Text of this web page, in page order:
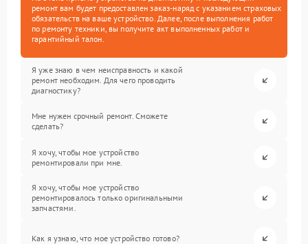
ремонт вам будет предоставлен заказ-наряд с указанием страховых
обязательств на ваше устройство. Далее, после выполнения работ
по ремонту техники, вы получите акт выполненных работ и
гарантийный талон.
Я уже знаю в чем неисправность и какой
ремонт необходим. Для чего проводить
диагностику?
Мне нужен срочный ремонт. Сможете
сделать?
Я хочу, чтобы мое устройство
ремонтировали при мне.
Я хочу, чтобы мое устройство
ремонтировалось только оригинальными
запчастями.
Как я узнаю, что мое устройство готово?